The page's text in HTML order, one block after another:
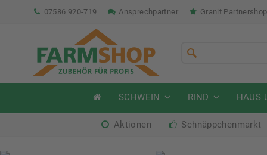
07586 920-719 Ansprechpartner Granit Partnershop
SCHWEIN RIND HAUS
Aktionen Schnäppchenmarkt